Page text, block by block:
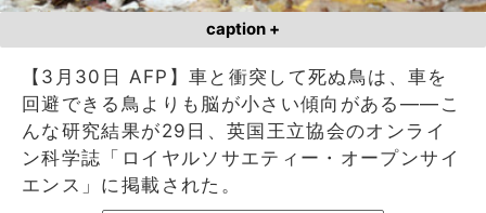
caption +
【3月30日 AFP】車と衝突して死ぬ鳥は、車を
回避できる鳥よりも脳が小さい傾向がある――こ
んな研究結果が29日、英国王立協会のオンライ
ン科学誌「ロイヤルソサエティー・オープンサイ
エンス」に掲載された。